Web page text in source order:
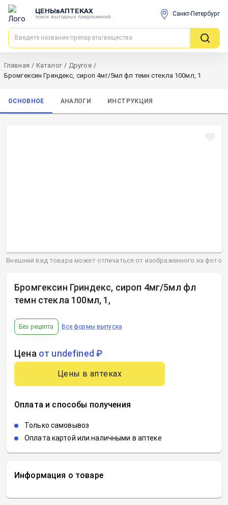
ЦЕНЫвАПТЕКАХ
поиск выгодных предложений Санкт-Петербург
Главная / Каталог / Другое /
Бромгексин Гриндекс, сироп 4мг/5мл фл темн стекла 100мл, 1
ОСНОВНОЕ АНАЛОГИ ИНСТРУКЦИЯ
Информация о товаре
Бромгексин Гриндекс, сироп 4мг/5мл фл
темн стекла 100мл, 1 ,
Без рецепта Все формы выпуска
Цена от undefined ₽
Цены в аптеках
Оплата и способы получения
Только самовывоз
Оплата картой или наличными в аптеке
Внешний вид товара может отличаться от изображенного на фото